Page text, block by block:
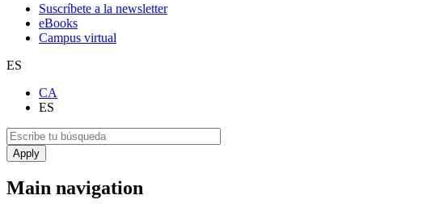
Suscríbete a la newsletter
eBooks
Campus virtual
ES
CA
ES
Main navigation